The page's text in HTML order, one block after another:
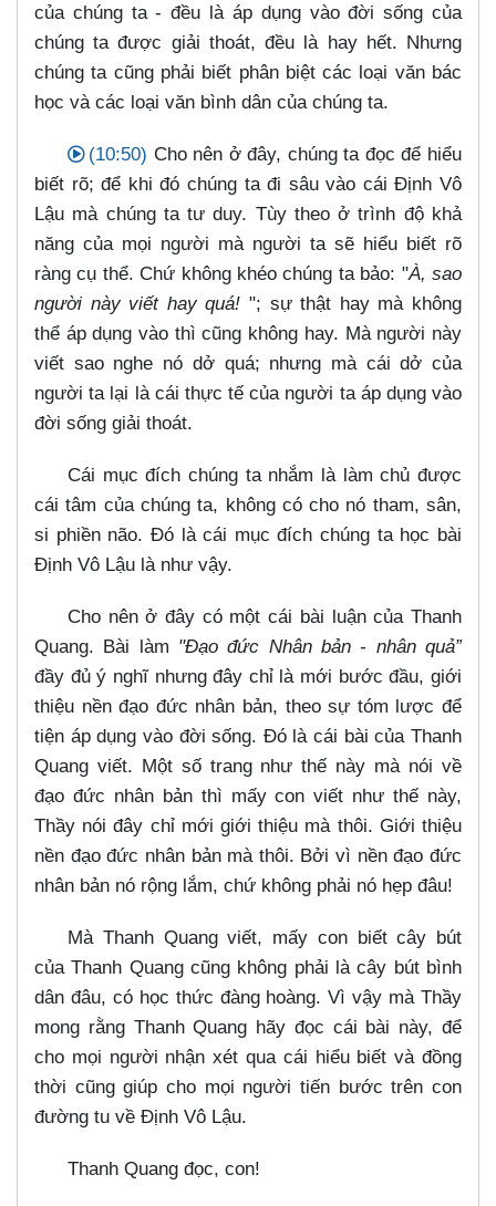
của chúng ta - đều là áp dụng vào đời sống của
chúng ta được giải thoát, đều là hay hết. Nhưng
chúng ta cũng phải biết phân biệt các loại văn bác
học và các loại văn bình dân của chúng ta.
(10:50) Cho nên ở đây, chúng ta đọc để hiểu
biết rõ; để khi đó chúng ta đi sâu vào cái Định Vô
Lậu mà chúng ta tư duy. Tùy theo ở trình độ khả
năng của mọi người mà người ta sẽ hiểu biết rõ
ràng cụ thể. Chứ không khéo chúng ta bảo: "À, sao
người này viết hay quá! "; sự thật hay mà không
thể áp dụng vào thì cũng không hay. Mà người này
viết sao nghe nó dở quá; nhưng mà cái dở của
người ta lại là cái thực tế của người ta áp dụng vào
đời sống giải thoát.
Cái mục đích chúng ta nhắm là làm chủ được
cái tâm của chúng ta, không có cho nó tham, sân,
si phiền não. Đó là cái mục đích chúng ta học bài
Định Vô Lậu là như vậy.
Cho nên ở đây có một cái bài luận của Thanh
Quang. Bài làm "Đạo đức Nhân bản - nhân quả”
đầy đủ ý nghĩ nhưng đây chỉ là mới bước đầu, giới
thiệu nền đạo đức nhân bản, theo sự tóm lược để
tiện áp dụng vào đời sống. Đó là cái bài của Thanh
Quang viết. Một số trang như thế này mà nói về
đạo đức nhân bản thì mấy con viết như thế này,
Thầy nói đây chỉ mới giới thiệu mà thôi. Giới thiệu
nền đạo đức nhân bản mà thôi. Bởi vì nền đạo đức
nhân bản nó rộng lắm, chứ không phải nó hẹp đâu!
Mà Thanh Quang viết, mấy con biết cây bút
của Thanh Quang cũng không phải là cây bút bình
dân đâu, có học thức đàng hoàng. Vì vậy mà Thầy
mong rằng Thanh Quang hãy đọc cái bài này, để
cho mọi người nhận xét qua cái hiểu biết và đồng
thời cũng giúp cho mọi người tiến bước trên con
đường tu về Định Vô Lậu.
Thanh Quang đọc, con!